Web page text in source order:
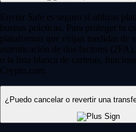
Enviar Safe es seguro si utilizas
buenas prácticas. Para proteger tu
plataformas que exijan medidas de
autenticación de dos factores
o la lista blanca de carteras,
Crypto.com.
¿Puedo cancelar o revertir una